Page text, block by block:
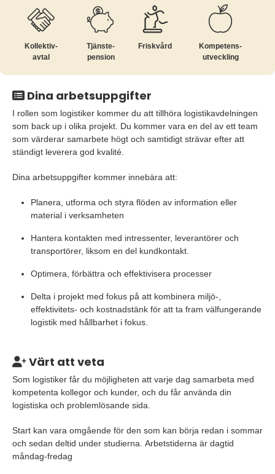
Kollektiv­
avtal
Tjänste­
pension
Friskvård
Kompetens­
utveckling
Dina arbetsuppgifter
I rollen som logistiker kommer du att tillhöra logistikavdelningen
som back up i olika projekt. Du kommer vara en del av ett team
som värderar samarbete högt och samtidigt strävar efter att
ständigt leverera god kvalité.
Dina arbetsuppgifter kommer innebära att:
Planera, utforma och styra flöden av information eller
material i verksamheten
Hantera kontakten med intressenter, leverantörer och
transportörer, liksom en del kundkontakt.
Optimera, förbättra och effektivisera processer
Delta i projekt med fokus på att kombinera miljö-,
effektivitets- och kostnadstänk för att ta fram välfungerande
logistik med hållbarhet i fokus.
Värt att veta
Som logistiker får du möjligheten att varje dag samarbeta med
kompetenta kollegor och kunder, och du får använda din
logistiska och problemlösande sida.
Start kan vara omgående för den som kan börja redan i sommar
och sedan deltid under studierna. Arbetstiderna är dagtid
måndag-fredag